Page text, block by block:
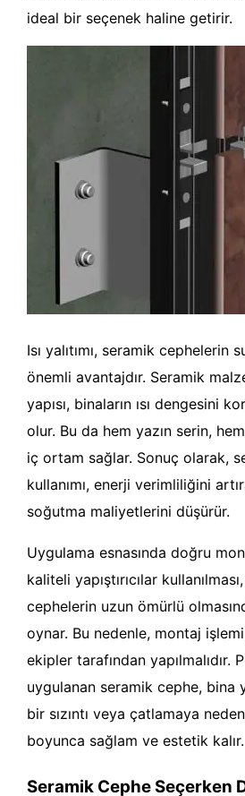
ideal bir seçenek haline getirir.
Isı yalıtımı, seramik cephelerin
önemli avantajdır. Seramik
yapısı, binaların ısı dengesini
olur. Bu da hem yazın serin,
iç ortam sağlar. Sonuç olarak,
kullanımı, enerji verimliliğini
soğutma maliyetlerini düşürür.
Uygulama esnasında doğru
kaliteli yapıştırıcılar
cephelerin uzun ömürlü
oynar. Bu nedenle, montaj
ekipler tarafından yapılmalıdır.
uygulanan seramik cephe, bina
bir sızıntı veya çatlamaya
boyunca sağlam ve estetik kalır.
Seramik Cephe Seçerken